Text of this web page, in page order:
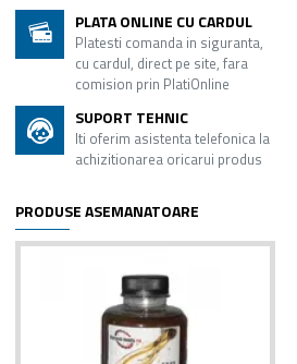
PLATA ONLINE CU CARDUL
Platesti comanda in siguranta,
cu cardul, direct pe site, fara
comision prin PlatiOnline
SUPORT TEHNIC
Iti oferim asistenta telefonica la
achizitionarea oricarui produs
PRODUSE ASEMANATOARE